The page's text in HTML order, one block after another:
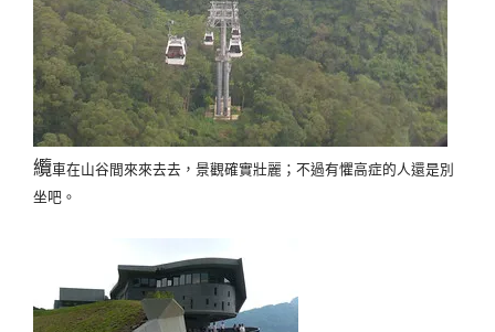
纜車在山谷間來來去去，景觀確實壯麗；不過有懼高症的人還是別
坐吧。